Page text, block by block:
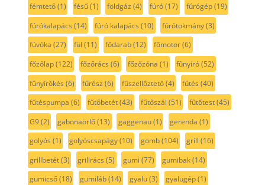
fémtető(1) fésű(1) földgáz (4) fúró(17) fúrógép(19)
fúrókalapács (14) fúró kalapács (10) fúrótokmány(3)
fúvóka (27) fül (11) fődarab(12) főmotor(6)
főzőlap(122) főzőrács (6) főzőzóna (1) fűnyíró(52)
fűnyírókés (6) fűrész (6) fűszellőztető(4) fűtés (40)
fűtéspumpa (6) fűtőbetét(43) fűtőszál (51) fűtőtest(45)
G9(2) gabonaörlő(13) gaggenau(1) gerenda (1)
golyós (1) golyóscsapágy(10) gomb(104) grill (16)
grillbetét(3) grillrács (5) gumi (77) gumibak(14)
gumicső(18) gumiláb(14) gyalu(3) gyalugép(1)